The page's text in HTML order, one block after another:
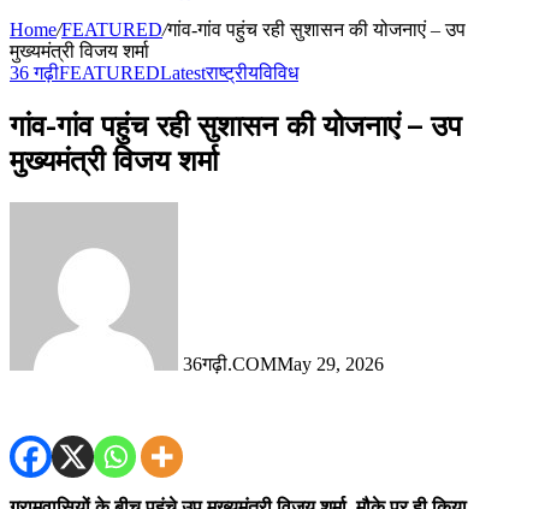
Home/FEATURED/गांव-गांव पहुंच रही सुशासन की योजनाएं – उप
मुख्यमंत्री विजय शर्मा
36 गढ़ीFEATUREDLatestराष्ट्रीयविविध
गांव-गांव पहुंच रही सुशासन की योजनाएं – उप
मुख्यमंत्री विजय शर्मा
36गढ़ी.COMMay 29, 2026